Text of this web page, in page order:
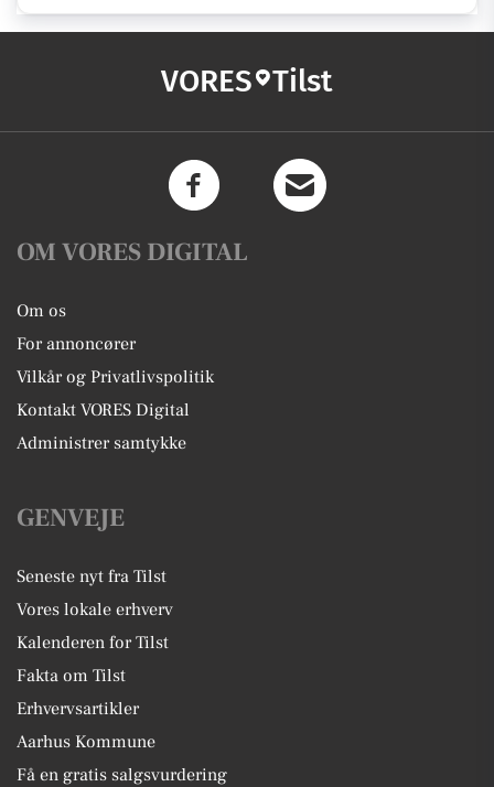
VORES Tilst
OM VORES DIGITAL
Om os
For annoncører
Vilkår og Privatlivspolitik
Kontakt VORES Digital
Administrer samtykke
GENVEJE
Seneste nyt fra Tilst
Vores lokale erhverv
Kalenderen for Tilst
Fakta om Tilst
Erhvervsartikler
Aarhus Kommune
Få en gratis salgsvurdering